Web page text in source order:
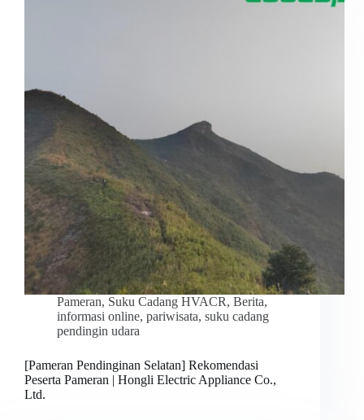
Pameran, Suku Cadang HVACR, Berita,
informasi online, pariwisata, suku cadang
pendingin udara
[Pameran Pendinginan Selatan] Rekomendasi
Peserta Pameran | Hongli Electric Appliance Co.,
Ltd.